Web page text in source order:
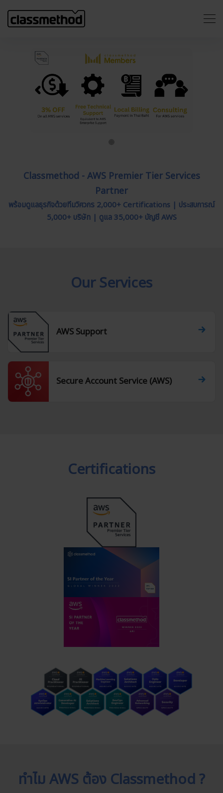
Previous Next
Classmethod - AWS Premier Tier Services
Partner
พร้อมดูแลธุรกิจด้วยทีมวิศวกร 2,000+ Certifications | ประสบการณ์
5,000+ บริษัท | ดูแล 35,000+ บัญชี AWS
Our Services
AWS Support
Secure Account Service (AWS)
Certifications
ทำไม AWS ต้อง Classmethod ?